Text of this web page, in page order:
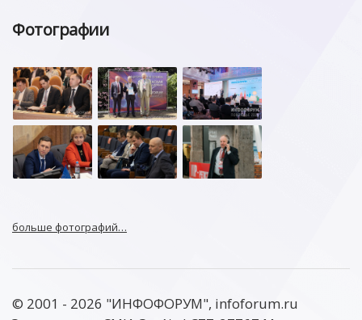
Фотографии
больше фотографий…
© 2001 - 2026 "ИНФОФОРУМ", infoforum.ru